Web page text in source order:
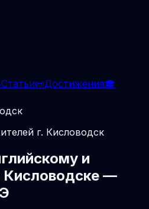
Статьи📜Достижения🎓
г. Кисловодск
и
Кисловодске —